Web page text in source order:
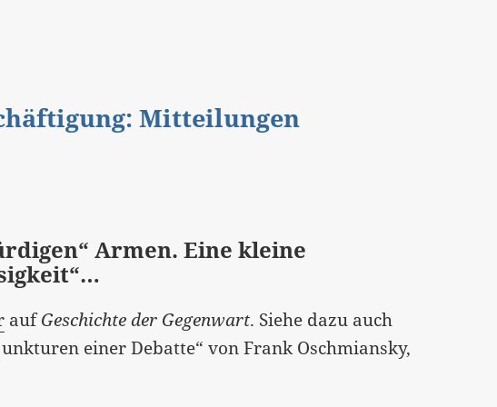
Mitteilungen
Armen. Eine kleine
aufGeschichte der Gegenwart. Siehe dazu auch
einer Debatte“ von Frank Oschmiansky,